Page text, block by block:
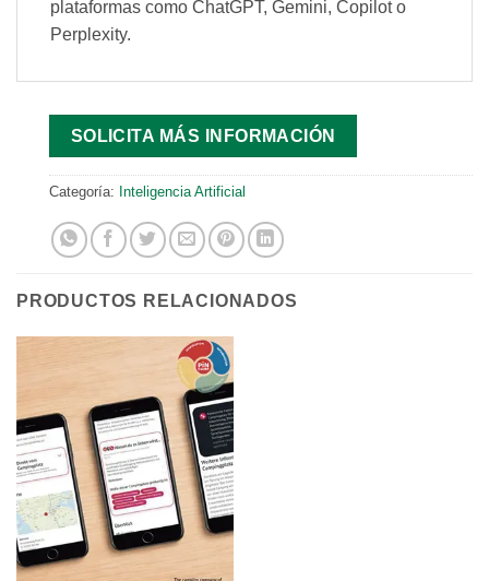
plataformas como ChatGPT, Gemini, Copilot o
Perplexity.
SOLICITA MÁS INFORMACIÓN
Categoría: Inteligencia Artificial
PRODUCTOS RELACIONADOS